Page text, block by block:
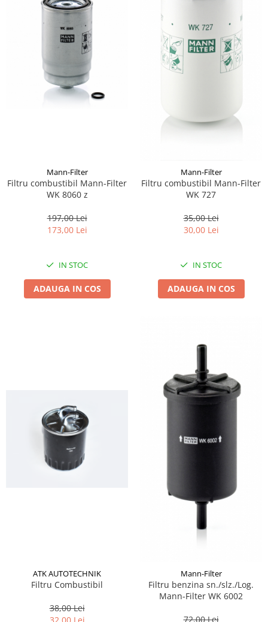
Mann-Filter
Filtru combustibil Mann-Filter
WK 8060 z
197,00 Lei
173,00 Lei
IN STOC
ADAUGA IN COS
Mann-Filter
Filtru combustibil Mann-Filter
WK 727
35,00 Lei
30,00 Lei
IN STOC
ADAUGA IN COS
ATK AUTOTECHNIK
Filtru Combustibil
38,00 Lei
32,00 Lei
Mann-Filter
Filtru benzina sn./slz./Log.
Mann-Filter WK 6002
72,00 Lei